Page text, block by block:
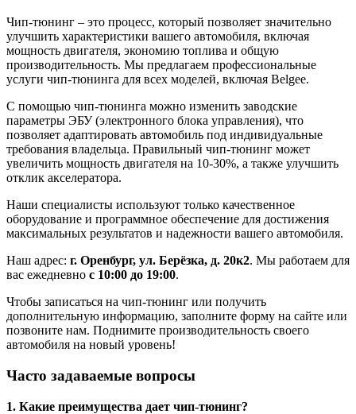
Чип-тюнинг – это процесс, который позволяет значительно
улучшить характеристики вашего автомобиля, включая
мощность двигателя, экономию топлива и общую
производительность. Мы предлагаем профессиональные
услуги чип-тюнинга для всех моделей, включая Belgee.
С помощью чип-тюнинга можно изменить заводские
параметры ЭБУ (электронного блока управления), что
позволяет адаптировать автомобиль под индивидуальные
требования владельца. Правильный чип-тюнинг может
увеличить мощность двигателя на 10-30%, а также улучшить
отклик акселератора.
Наши специалисты используют только качественное
оборудование и программное обеспечение для достижения
максимальных результатов и надежности вашего автомобиля.
Наш адрес: г. Оренбург, ул. Берёзка, д. 20к2. Мы работаем для
вас ежедневно с 10:00 до 19:00.
Чтобы записаться на чип-тюнинг или получить
дополнительную информацию, заполните форму на сайте или
позвоните нам. Поднимите производительность своего
автомобиля на новый уровень!
Часто задаваемые вопросы
1. Какие преимущества дает чип-тюнинг?